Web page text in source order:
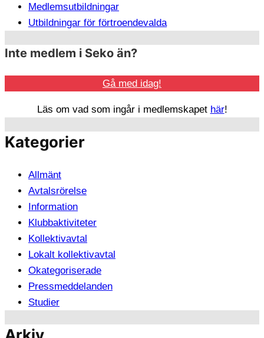
Medlemsutbildningar
Utbildningar för förtroendevalda
Inte medlem i Seko än?
Gå med idag!
Läs om vad som ingår i medlemskapet här!
Kategorier
Allmänt
Avtalsrörelse
Information
Klubbaktiviteter
Kollektivavtal
Lokalt kollektivavtal
Okategoriserade
Pressmeddelanden
Studier